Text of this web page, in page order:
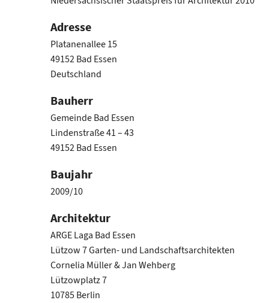
Adresse
Platanenallee 15
49152 Bad Essen
Deutschland
Bauherr
Gemeinde Bad Essen
Lindenstraße 41 – 43
49152 Bad Essen
Baujahr
2009/10
Architektur
ARGE Laga Bad Essen
Lützow 7 Garten- und Landschaftsarchitekten
Cornelia Müller & Jan Wehberg
Lützowplatz 7
10785 Berlin